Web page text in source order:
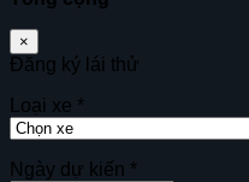
×
Đăng ký lái thử
Loại xe *
Ngày dự kiến *